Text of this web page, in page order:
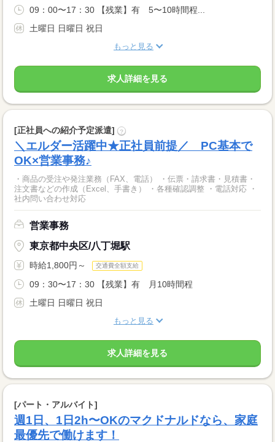
09：00〜17：30 【残業】有 5〜10時間程...
土曜日 日曜日 祝日
もっと見る
求人詳細を見る
[正社員への紹介予定派遣] ?
＼エルダー活躍中★正社員前提／ PC基本で
OK×営業事務♪
・商品の受注や発注業務（FAX、電話） ・伝票・請求書・見積書・
注文書などの作成（Excel、手書き） ・各種確認調整 ・電話対応 ・
社内問い合わせ対応
営業事務
東京都中央区/八丁堀駅
時給1,800円～ 交通費全額支給
09：30〜17：30 【残業】有 月10時間程
土曜日 日曜日 祝日
もっと見る
求人詳細を見る
[パート・アルバイト]
週1日、1日2h〜OKのマクドナルドなら、家庭
最優先で働けます！